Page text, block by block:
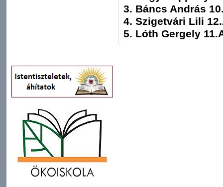
3. Báncs András
4. Szigetvári Lili
5. Lóth Gergely